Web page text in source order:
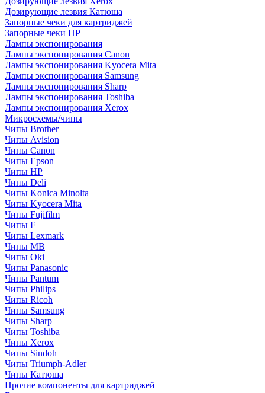
Дозирующие лезвия Катюша
Запорные чеки для картриджей
Запорные чеки HP
Лампы экспонирования
Лампы экспонирования Canon
Лампы экспонирования Kyocera Mita
Лампы экспонирования Samsung
Лампы экспонирования Sharp
Лампы экспонирования Toshiba
Лампы экспонирования Xerox
Микросхемы/чипы
Чипы Brother
Чипы Avision
Чипы Canon
Чипы Epson
Чипы HP
Чипы Deli
Чипы Konica Minolta
Чипы Kyocera Mita
Чипы Fujifilm
Чипы F+
Чипы Lexmark
Чипы MB
Чипы Oki
Чипы Panasonic
Чипы Pantum
Чипы Philips
Чипы Ricoh
Чипы Samsung
Чипы Sharp
Чипы Toshiba
Чипы Xerox
Чипы Sindoh
Чипы Triumph-Adler
Чипы Катюша
Прочие компоненты для картриджей